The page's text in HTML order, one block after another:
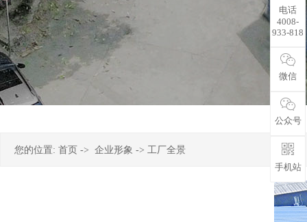
您的位置: 首页 -> 企业形象 -> 工厂全景
电话
4008-
933-818
微信
公众号
手机站